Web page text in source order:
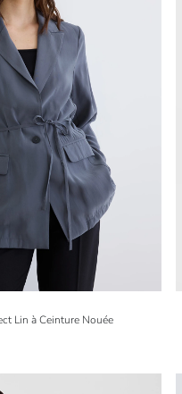
Lin à Ceinture Nouée